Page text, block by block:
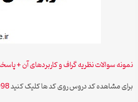
نمونه سوالات نظریه گراف و کاربردهای آن +
برای مشاهده کد دروس روی کد ها کلیک کنید